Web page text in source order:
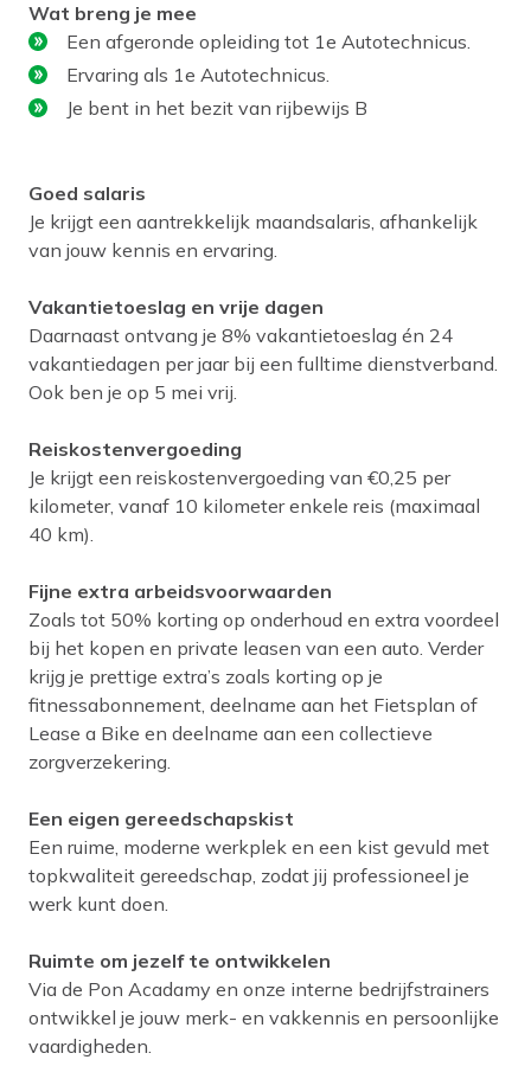
Wat breng je mee
Een afgeronde opleiding tot 1e Autotechnicus.
Ervaring als 1e Autotechnicus.
Je bent in het bezit van rijbewijs B
Goed salaris
Je krijgt een aantrekkelijk maandsalaris, afhankelijk
van jouw kennis en ervaring.
Vakantietoeslag en vrije dagen
Daarnaast ontvang je 8% vakantietoeslag én 24
vakantiedagen per jaar bij een fulltime dienstverband.
Ook ben je op 5 mei vrij.
Reiskostenvergoeding
Je krijgt een reiskostenvergoeding van €0,25 per
kilometer, vanaf 10 kilometer enkele reis (maximaal
40 km).
Fijne extra arbeidsvoorwaarden
Zoals tot 50% korting op onderhoud en extra voordeel
bij het kopen en private leasen van een auto. Verder
krijg je prettige extra’s zoals korting op je
fitnessabonnement, deelname aan het Fietsplan of
Lease a Bike en deelname aan een collectieve
zorgverzekering.
Een eigen gereedschapskist
Een ruime, moderne werkplek en een kist gevuld met
topkwaliteit gereedschap, zodat jij professioneel je
werk kunt doen.
Ruimte om jezelf te ontwikkelen
Via de Pon Acadamy en onze interne bedrijfstrainers
ontwikkel je jouw merk- en vakkennis en persoonlijke
vaardigheden.